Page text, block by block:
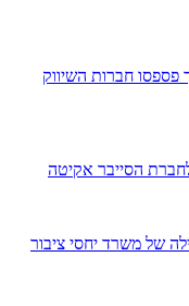
פספסו חברות השיווק
לחברת הסייבר אקיטה
של משרד יחסי ציבור